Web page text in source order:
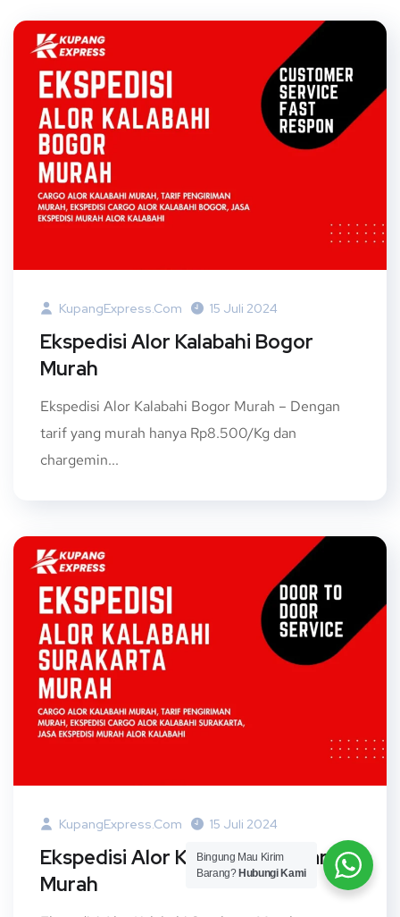
KupangExpress.com 15 Juli 2024
Ekspedisi Alor Kalabahi Bogor
Murah
Ekspedisi Alor Kalabahi Bogor Murah – Dengan
tarif yang murah hanya Rp8.500/Kg dan
chargemin...
KupangExpress.com 15 Juli 2024
Ekspedisi Alor Kalabahi Surakarta
Murah
Bingung Mau Kirim
Barang? Hubungi Kami